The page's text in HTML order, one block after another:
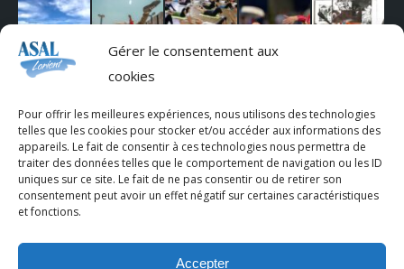
Gérer le consentement aux
cookies
Pour offrir les meilleures expériences, nous utilisons des technologies
telles que les cookies pour stocker et/ou accéder aux informations des
appareils. Le fait de consentir à ces technologies nous permettra de
traiter des données telles que le comportement de navigation ou les ID
uniques sur ce site. Le fait de ne pas consentir ou de retirer son
consentement peut avoir un effet négatif sur certaines caractéristiques
et fonctions.
Accepter